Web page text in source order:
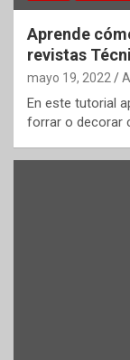
Aprende
revistas
mayo 19, 2022
En este tutorial
forrar o decorar